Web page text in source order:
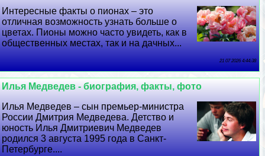
Интересные факты о пионах – это
отличная возможность узнать больше о
цветах. Пионы можно часто увидеть, как в
общественных местах, так и на дачных...
21 07 2026 4:44:38
Илья Медведев - биография, факты, фото
Илья Медведев – сын премьер-министра
России Дмитрия Медведева. Детство и
юность Илья Дмитриевич Медведев
родился 3 августа 1995 года в Санкт-
Петербурге....